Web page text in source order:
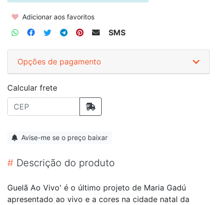
Adicionar aos favoritos
SMS
Opções de pagamento
Calcular frete
Avise-me se o preço baixar
# Descrição do produto
Guelã Ao Vivo' é o último projeto de Maria Gadú
apresentado ao vivo e a cores na cidade natal da